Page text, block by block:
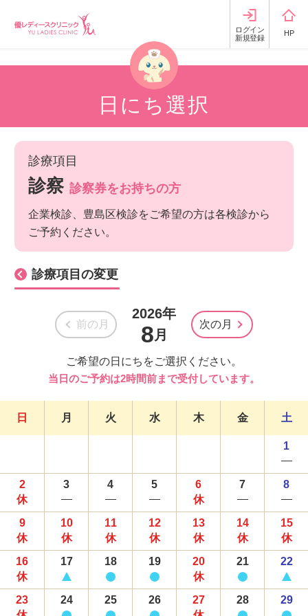
ログイン
新規登録
HP
日にち選択
診療項目
診察 診察券をお持ちの方
企業検診、豊島区検診をご希望の方は各検診から
ご予約ください。
診療項目の変更
前の月
2026年
8 月
次の月
ご希望の日にちをご選択ください。
当日のご予約は2時間前まで受付しています。
日 月 火 水 木 金 土
1
2 3 4 5 6 7 8
9 10 11 12 13 14 15
16 17 18 19 20 21 22
23 24 25 26 27 28 29